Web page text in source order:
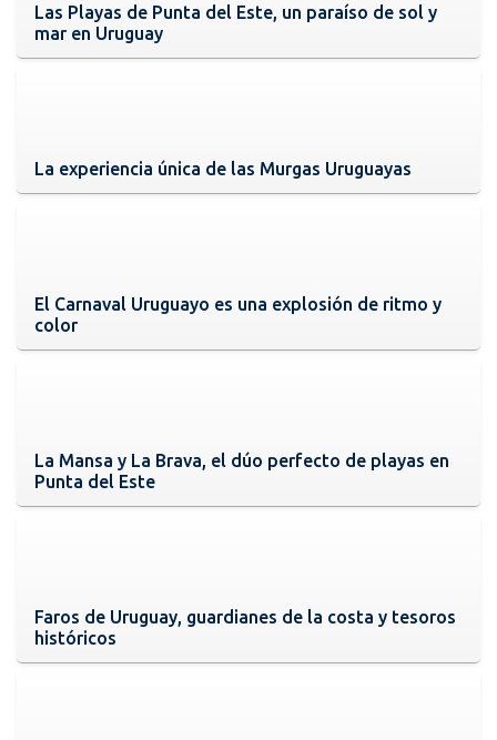
Las Playas de Punta del Este, un paraíso de sol y
mar en Uruguay
La experiencia única de las Murgas Uruguayas
El Carnaval Uruguayo es una explosión de ritmo y
color
La Mansa y La Brava, el dúo perfecto de playas en
Punta del Este
Faros de Uruguay, guardianes de la costa y tesoros
históricos